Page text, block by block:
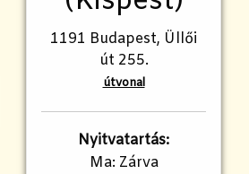
1191 Budapest, Üllői
út 255.
útvonal
Nyitvatartás:
Ma: Zárva